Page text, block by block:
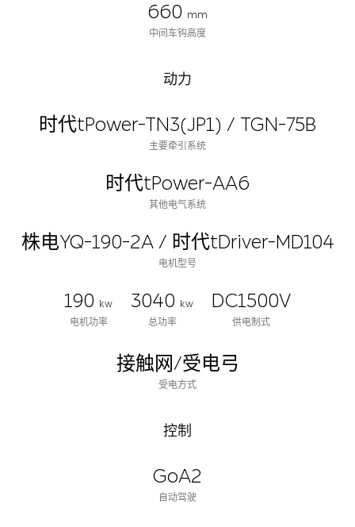
660 mm
中间车钩高度
动力
时代tPower-TN3(JP1) / TGN-75B
主要牵引系统
时代tPower-AA6
其他电气系统
株电YQ-190-2A / 时代tDriver-MD104
电机型号
190
kw
电机功率
3040
kw
总功率
DC1500V
供电制式
接触网/受电弓
受电方式
控制
GoA2
自动驾驶